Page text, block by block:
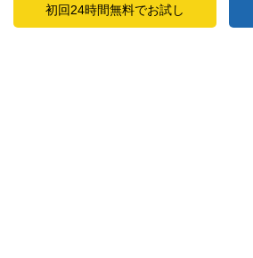
初回24時間無料でお試し